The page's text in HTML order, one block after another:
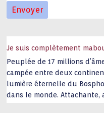
Je suis complètement
Peuplée de 17 millions
campée entre deux
lumière éternelle du
dans le monde.